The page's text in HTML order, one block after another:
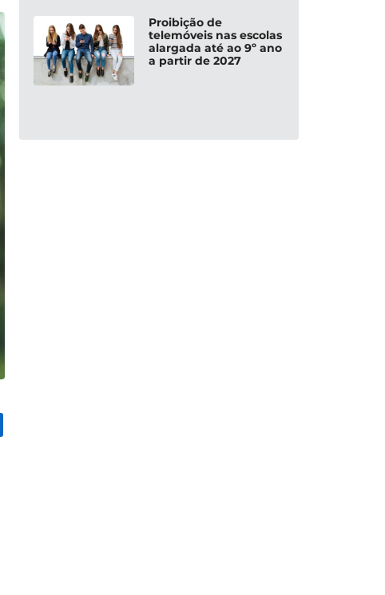
Proibição de
telemóveis nas escolas
alargada até ao 9º ano
a partir de 2027